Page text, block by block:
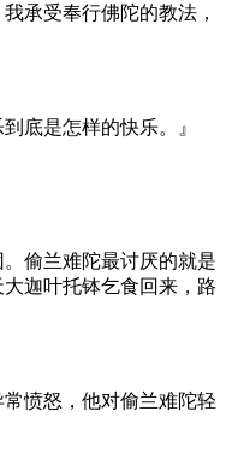
承受奉行佛陀的教法，
底是怎样的快乐。』
偷兰难陀最讨厌的就是
迦叶托钵乞食回来，路
愤怒，他对偷兰难陀轻